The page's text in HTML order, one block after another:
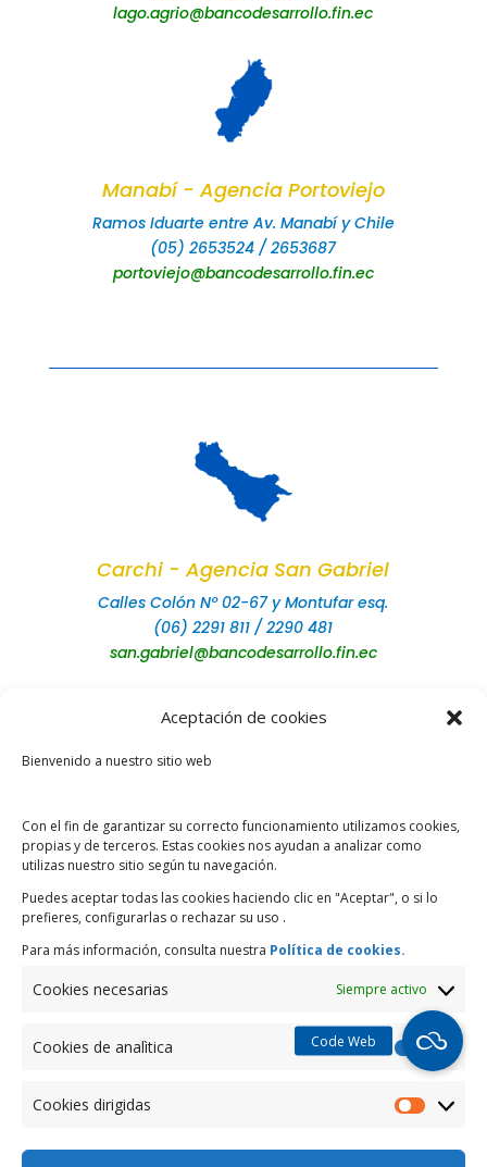
Aceptación de cookies
Bienvenido a nuestro sitio web
Con el fin de garantizar su correcto funcionamiento utilizamos cookies,
propias y de terceros. Estas cookies nos ayudan a analizar como
utilizas nuestro sitio según tu navegación.
Puedes aceptar todas las cookies haciendo clic en "Aceptar", o si lo
prefieres, configurarlas o rechazar su uso .
Para más información, consulta nuestra Política de cookies.
Cookies necesarias Siempre activo
Cookies de analìtica
Cookies
analìtica
Cookies dirigidas
Cookies
lago.agrio@bancodesarrollo.fin.ec
Manabí - Agencia Portoviejo
Ramos Iduarte entre Av. Manabí y Chile
(05) 2653524 / 2653687
portoviejo@bancodesarrollo.fin.ec
Carchi - Agencia San Gabriel
Calles Colón Nº 02-67 y Montufar esq.
(06) 2291 811 / 2290 481
san.gabriel@bancodesarrollo.fin.ec
Chimborazo - Agencia Riobamba
Tarqui 1824 y Chile
(03) 2969 910 / 2952 942
riobamba@bancodesarrollo.fin.ec